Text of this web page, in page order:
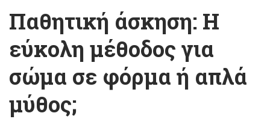
Παθητική άσκηση: Η
εύκολη μέθοδος για
σώμα σε φόρμα ή απλά
μύθος;